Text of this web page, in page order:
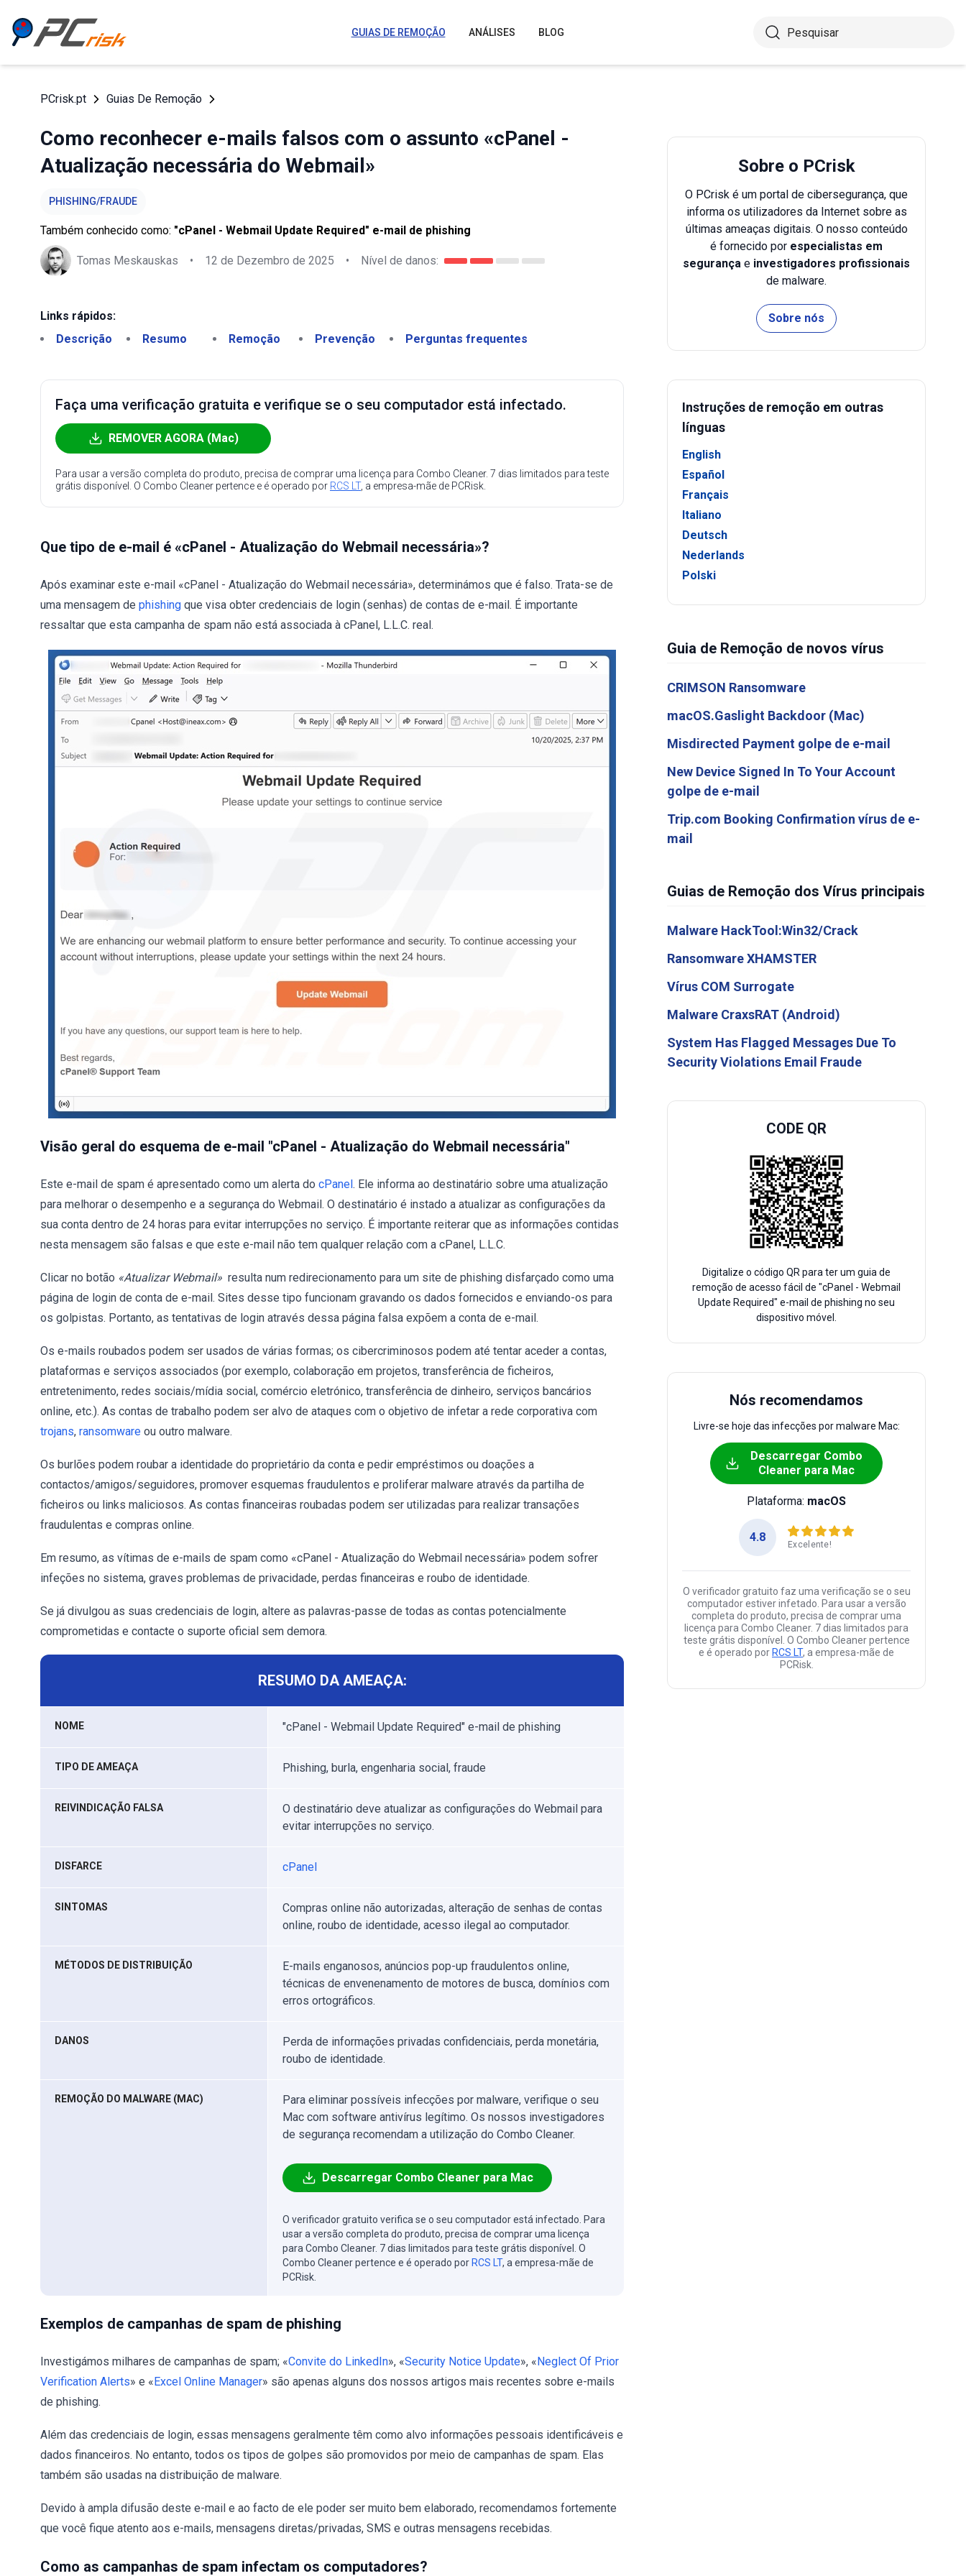
GUIAS DE REMOÇÃO ANÁLISES BLOG
PCrisk.pt Guias De Remoção
Como reconhecer e-mails falsos com o assunto «cPanel -
Atualização necessária do Webmail»
PHISHING/FRAUDE
Também conhecido como: "cPanel - Webmail Update Required" e-mail de phishing
Tomas Meskauskas • 12 de Dezembro de 2025 • Nível de danos:
Links rápidos:
Descrição
Resumo Remoção Prevenção Perguntas frequentes
Faça uma verificação gratuita e verifique se o seu computador está infectado.
REMOVER AGORA (Mac)
Para usar a versão completa do produto, precisa de comprar uma licença para Combo Cleaner. 7 dias limitados para teste
grátis disponível. O Combo Cleaner pertence e é operado por RCS LT, a empresa-mãe de PCRisk.
Que tipo de e-mail é «cPanel - Atualização do Webmail necessária»?
Após examinar este e-mail «cPanel - Atualização do Webmail necessária», determinámos que é falso. Trata-se de
uma mensagem de phishing que visa obter credenciais de login (senhas) de contas de e-mail. É importante
ressaltar que esta campanha de spam não está associada à cPanel, L.L.C. real.
Visão geral do esquema de e-mail "cPanel - Atualização do Webmail necessária"
Este e-mail de spam é apresentado como um alerta do cPanel. Ele informa ao destinatário sobre uma atualização
para melhorar o desempenho e a segurança do Webmail. O destinatário é instado a atualizar as configurações da
sua conta dentro de 24 horas para evitar interrupções no serviço. É importante reiterar que as informações contidas
nesta mensagem são falsas e que este e-mail não tem qualquer relação com a cPanel, L.L.C.
Clicar no botão «Atualizar Webmail» resulta num redirecionamento para um site de phishing disfarçado como uma
página de login de conta de e-mail. Sites desse tipo funcionam gravando os dados fornecidos e enviando-os para
os golpistas. Portanto, as tentativas de login através dessa página falsa expõem a conta de e-mail.
Os e-mails roubados podem ser usados de várias formas; os cibercriminosos podem até tentar aceder a contas,
plataformas e serviços associados (por exemplo, colaboração em projetos, transferência de ficheiros,
entretenimento, redes sociais/mídia social, comércio eletrónico, transferência de dinheiro, serviços bancários
online, etc.). As contas de trabalho podem ser alvo de ataques com o objetivo de infetar a rede corporativa com
trojans, ransomware ou outro malware.
Os burlões podem roubar a identidade do proprietário da conta e pedir empréstimos ou doações a
contactos/amigos/seguidores, promover esquemas fraudulentos e proliferar malware através da partilha de
ficheiros ou links maliciosos. As contas financeiras roubadas podem ser utilizadas para realizar transações
fraudulentas e compras online.
Em resumo, as vítimas de e-mails de spam como «cPanel - Atualização do Webmail necessária» podem sofrer
infeções no sistema, graves problemas de privacidade, perdas financeiras e roubo de identidade.
Se já divulgou as suas credenciais de login, altere as palavras-passe de todas as contas potencialmente
comprometidas e contacte o suporte oficial sem demora.
RESUMO DA AMEAÇA:
NOME "cPanel - Webmail Update Required" e-mail de phishing
TIPO DE AMEAÇA Phishing, burla, engenharia social, fraude
REIVINDICAÇÃO FALSA
O destinatário deve atualizar as configurações do Webmail para
evitar interrupções no serviço.
DISFARCE cPanel
SINTOMAS
Compras online não autorizadas, alteração de senhas de contas
online, roubo de identidade, acesso ilegal ao computador.
MÉTODOS DE DISTRIBUIÇÃO
E-mails enganosos, anúncios pop-up fraudulentos online,
técnicas de envenenamento de motores de busca, domínios com
erros ortográficos.
DANOS
Perda de informações privadas confidenciais, perda monetária,
roubo de identidade.
REMOÇÃO DO MALWARE (MAC)
Para eliminar possíveis infecções por malware, verifique o seu
Mac com software antivírus legítimo. Os nossos investigadores
de segurança recomendam a utilização do Combo Cleaner.
Descarregar Combo Cleaner para Mac
O verificador gratuito verifica se o seu computador está infectado. Para
usar a versão completa do produto, precisa de comprar uma licença
para Combo Cleaner. 7 dias limitados para teste grátis disponível. O
Combo Cleaner pertence e é operado por RCS LT, a empresa-mãe de
PCRisk.
Exemplos de campanhas de spam de phishing
Investigámos milhares de campanhas de spam; «Convite do LinkedIn», «Security Notice Update», «Neglect Of Prior
Verification Alerts» e «Excel Online Manager» são apenas alguns dos nossos artigos mais recentes sobre e-mails
de phishing.
Além das credenciais de login, essas mensagens geralmente têm como alvo informações pessoais identificáveis e
dados financeiros. No entanto, todos os tipos de golpes são promovidos por meio de campanhas de spam. Elas
também são usadas na distribuição de malware.
Devido à ampla difusão deste e-mail e ao facto de ele poder ser muito bem elaborado, recomendamos fortemente
que você fique atento aos e-mails, mensagens diretas/privadas, SMS e outras mensagens recebidas.
Como as campanhas de spam infectam os computadores?
Sobre o PCrisk
O PCrisk é um portal de cibersegurança, que
informa os utilizadores da Internet sobre as
últimas ameaças digitais. O nosso conteúdo
é fornecido por especialistas em
segurança e investigadores profissionais
de malware.
Sobre nós
Instruções de remoção em outras
línguas
English
Español
Français
Italiano
Deutsch
Nederlands
Polski
Guia de Remoção de novos vírus
CRIMSON Ransomware
macOS.Gaslight Backdoor (Mac)
Misdirected Payment golpe de e-mail
New Device Signed In To Your Account
golpe de e-mail
Trip.com Booking Confirmation vírus de e-
mail
Guias de Remoção dos Vírus principais
Malware HackTool:Win32/Crack
Ransomware XHAMSTER
Vírus COM Surrogate
Malware CraxsRAT (Android)
System Has Flagged Messages Due To
Security Violations Email Fraude
CODE QR
Digitalize o código QR para ter um guia de
remoção de acesso fácil de "cPanel - Webmail
Update Required" e-mail de phishing no seu
dispositivo móvel.
Nós recomendamos
Livre-se hoje das infecções por malware Mac:
Descarregar Combo
Cleaner para Mac
Plataforma: macOS
4.8
Excelente!
O verificador gratuito faz uma verificação se o seu
computador estiver infetado. Para usar a versão
completa do produto, precisa de comprar uma
licença para Combo Cleaner. 7 dias limitados para
teste grátis disponível. O Combo Cleaner pertence
e é operado por RCS LT, a empresa-mãe de
PCRisk.